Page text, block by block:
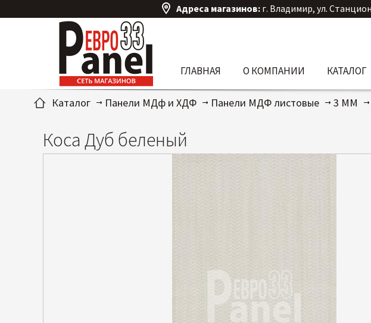
Адреса магазинов: г. Владимир, ул.
ГЛАВНАЯ О КОМПАНИИ КАТАЛОГ
Каталог Панели МДф и ХДФ Панели МДФ листовые 3 ММ
Коса Дуб беленый